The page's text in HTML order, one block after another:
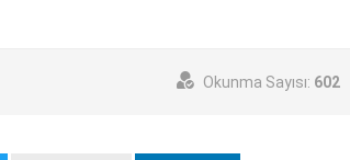
Okunma Sayısı: 602